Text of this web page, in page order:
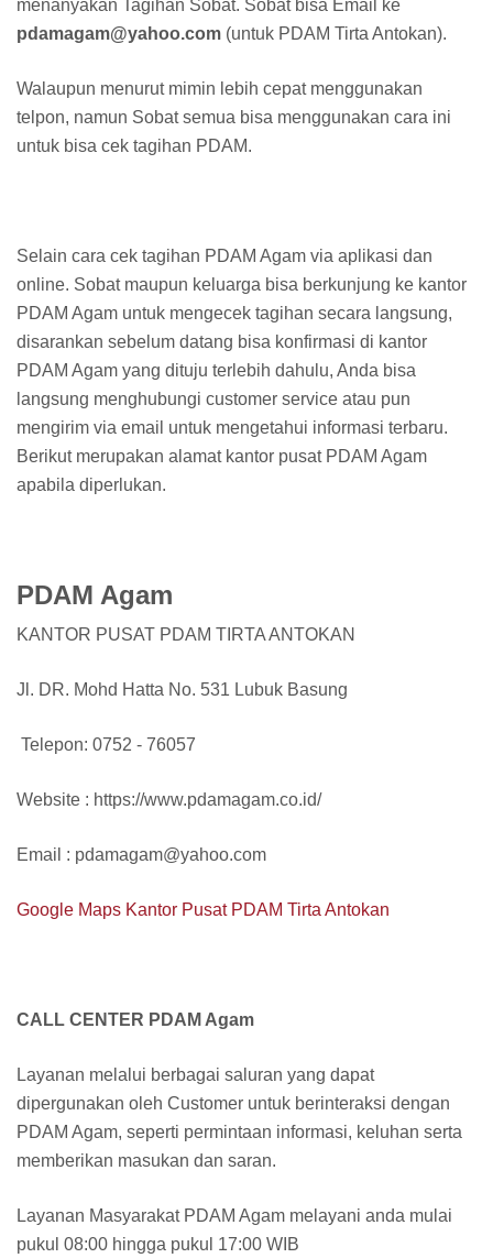
menanyakan Tagihan Sobat. Sobat bisa Email ke
pdamagam@yahoo.com (untuk PDAM Tirta Antokan).
Walaupun menurut mimin lebih cepat menggunakan
telpon, namun Sobat semua bisa menggunakan cara ini
untuk bisa cek tagihan PDAM.
Selain cara cek tagihan PDAM Agam via aplikasi dan
online. Sobat maupun keluarga bisa berkunjung ke kantor
PDAM Agam untuk mengecek tagihan secara langsung,
disarankan sebelum datang bisa konfirmasi di kantor
PDAM Agam yang dituju terlebih dahulu, Anda bisa
langsung menghubungi customer service atau pun
mengirim via email untuk mengetahui informasi terbaru.
Berikut merupakan alamat kantor pusat PDAM Agam
apabila diperlukan.
PDAM Agam
KANTOR PUSAT PDAM TIRTA ANTOKAN
Jl. DR. Mohd Hatta No. 531 Lubuk Basung
Telepon: 0752 - 76057
Website : https://www.pdamagam.co.id/
Email : pdamagam@yahoo.com
Google Maps Kantor Pusat PDAM Tirta Antokan
CALL CENTER PDAM Agam
Layanan melalui berbagai saluran yang dapat
dipergunakan oleh Customer untuk berinteraksi dengan
PDAM Agam, seperti permintaan informasi, keluhan serta
memberikan masukan dan saran.
Layanan Masyarakat PDAM Agam melayani anda mulai
pukul 08:00 hingga pukul 17:00 WIB